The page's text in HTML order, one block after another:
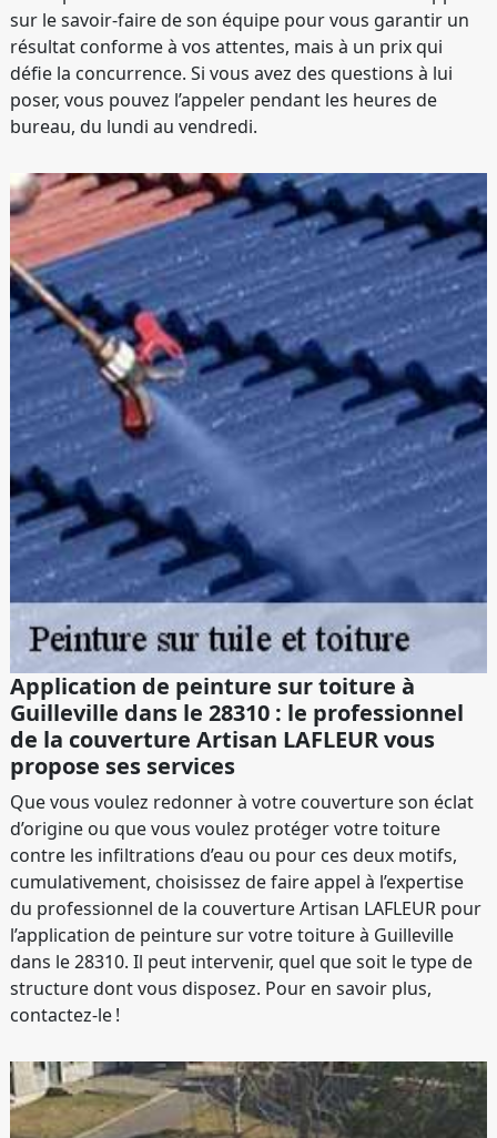
sur le savoir-faire de son équipe pour vous garantir un
résultat conforme à vos attentes, mais à un prix qui
défie la concurrence. Si vous avez des questions à lui
poser, vous pouvez l’appeler pendant les heures de
bureau, du lundi au vendredi.
Application de peinture sur toiture à
Guilleville dans le 28310 : le professionnel
de la couverture Artisan LAFLEUR vous
propose ses services
Que vous voulez redonner à votre couverture son éclat
d’origine ou que vous voulez protéger votre toiture
contre les infiltrations d’eau ou pour ces deux motifs,
cumulativement, choisissez de faire appel à l’expertise
du professionnel de la couverture Artisan LAFLEUR pour
l’application de peinture sur votre toiture à Guilleville
dans le 28310. Il peut intervenir, quel que soit le type de
structure dont vous disposez. Pour en savoir plus,
contactez-le !